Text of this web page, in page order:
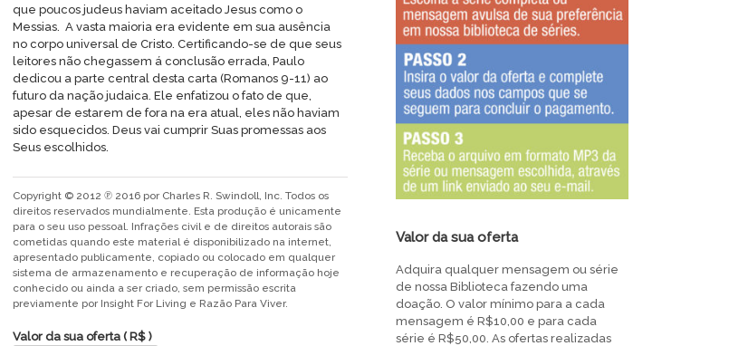
que poucos judeus haviam aceitado Jesus como o
Messias. A vasta maioria era evidente em sua ausência
no corpo universal de Cristo. Certificando-se de que seus
leitores não chegassem á conclusão errada, Paulo
dedicou a parte central desta carta (Romanos 9-11) ao
futuro da nação judaica. Ele enfatizou o fato de que,
apesar de estarem de fora na era atual, eles não haviam
sido esquecidos. Deus vai cumprir Suas promessas aos
Seus escolhidos.
Copyright © 2012 ℗ 2016 por Charles R. Swindoll, Inc. Todos os
direitos reservados mundialmente. Esta produção é unicamente
para o seu uso pessoal. Infrações civil e de direitos autorais são
cometidas quando este material é disponibilizado na internet,
apresentado publicamente, copiado ou colocado em qualquer
sistema de armazenamento e recuperação de informação hoje
conhecido ou ainda a ser criado, sem permissão escrita
previamente por Insight For Living e Razão Para Viver.
Valor da sua oferta( R$ )
Valor da sua oferta
Adquira qualquer mensagem ou série
de nossa Biblioteca fazendo uma
doação. O valor mínimo para a cada
mensagem é R$10,00 e para cada
série é R$50,00. As ofertas realizadas